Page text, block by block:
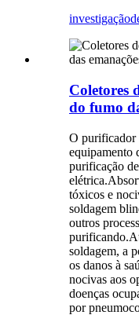
investigação
Coletores
do fumo
O purificador
equipamento
purificação
tóxicos e
soldagem
outros
soldagem, a
os danos à
nocivas aos
doenças
por